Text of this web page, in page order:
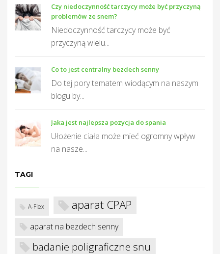
Czy niedoczynność tarczycy może być przyczyną
problemów ze snem?
Niedoczynność tarczycy może być
przyczyną wielu...
Co to jest centralny bezdech senny
Do tej pory tematem wiodącym na naszym
blogu by...
Jaka jest najlepsza pozycja do spania
Ułożenie ciała może mieć ogromny wpływ
na nasze...
TAGI
A-Flex aparat CPAP
aparat na bezdech senny
badanie poligraficzne snu